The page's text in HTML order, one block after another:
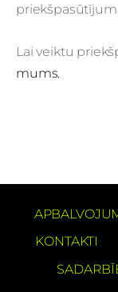
Lai veiktu
mums.
KONTAKTI